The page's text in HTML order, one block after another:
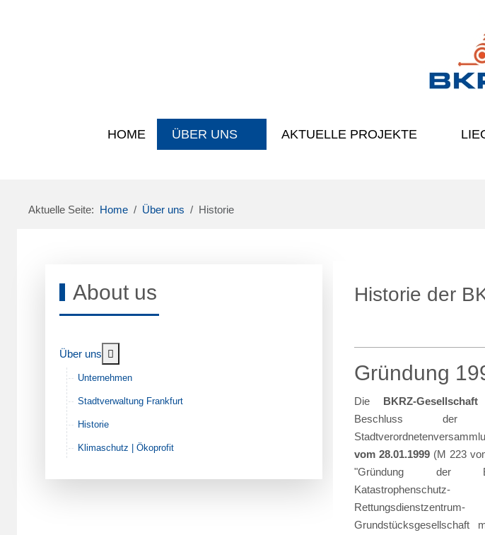
HOME ÜBER UNS AKTUELLE PROJEKTE
Aktuelle Seite: Home Über uns Historie
About us
Über uns
Unternehmen
Stadtverwaltung Frankfurt
Historie
Klimaschutz | Ökoprofit
Historie der
Gründung
Die BKRZ-Gesellschaft
Beschluss der
vom 28.01.1999 (M 223
"Gründung der
Rettungsdienstzentrum-
Grundstücksgesellschaft